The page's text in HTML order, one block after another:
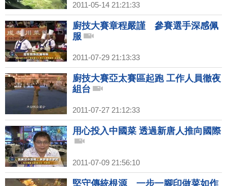
2011-05-14 21:21:33
廚技大賽章程嚴謹 參賽選手深感佩
服
2011-07-29 21:13:33
廚技大賽亞太賽區起跑 工作人員徹夜
組台
2011-07-27 21:12:33
用心投入中國菜 透過新唐人推向國際
2011-07-09 21:56:10
堅守傳統根源 一步一腳印做菜如作